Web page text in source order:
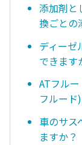
添加剤と
換ごとの
ディーゼ
できます
ATフル
フルード
車のサス
ますか？